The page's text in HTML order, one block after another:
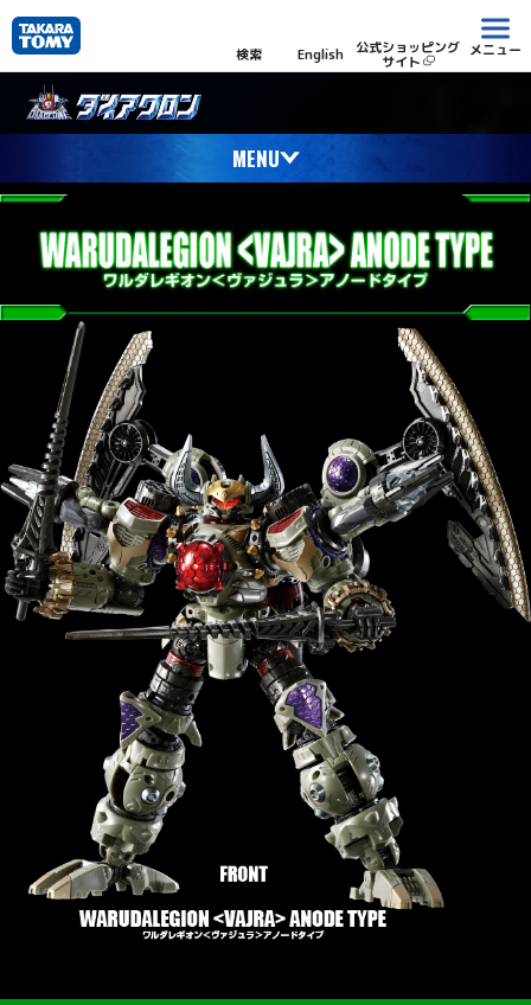
検索 English 公式ショッピング
サイト
メニュー
MENU
What’s DIACLONE?
ダイアクロンとは
NEWS
ニュース
PRODUCT DETAILS
プロダクト
LINE UP
ラインナップ
SPECIAL
スペシャル